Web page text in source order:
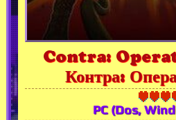
Contra:
Контра:
PC (Dos,